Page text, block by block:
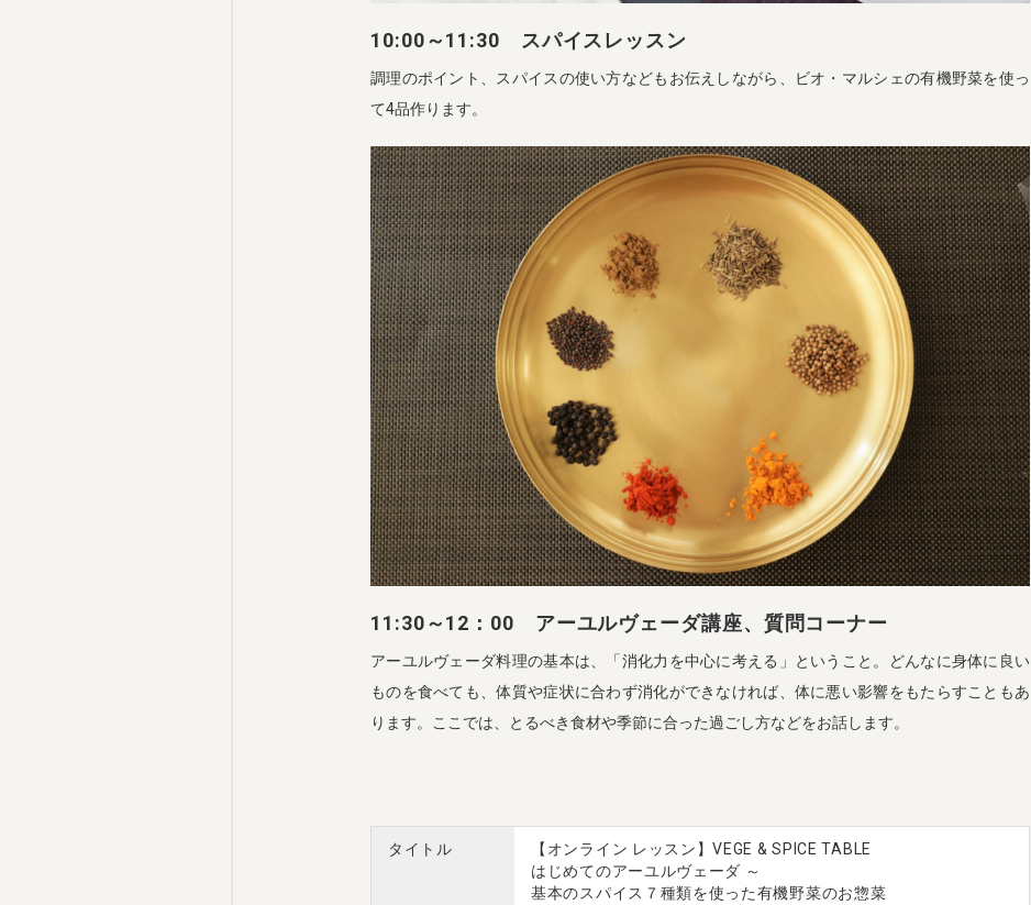
10:00～11:30 スパイスレッスン
調理のポイント、スパイスの使い方などもお伝えしながら、ビオ・マルシェの有機野菜を使っ
て4品作ります。
11:30～12：00 アーユルヴェーダ講座、質問コーナー
アーユルヴェーダ料理の基本は、「消化力を中心に考える」ということ。どんなに身体に良い
ものを食べても、体質や症状に合わず消化ができなければ、体に悪い影響をもたらすこともあ
ります。ここでは、とるべき食材や季節に合った過ごし方などをお話します。
タイトル
【オンライン レッスン】VEGE & SPICE TABLE
はじめてのアーユルヴェーダ ～
基本のスパイス７種類を使った有機野菜のお惣菜